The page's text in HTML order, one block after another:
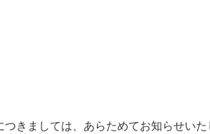
きましては、あらためてお知らせいた